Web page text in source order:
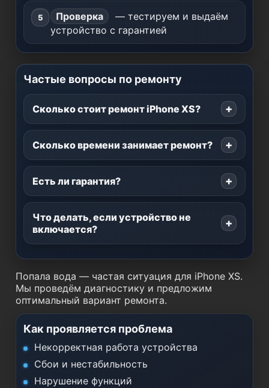
Проверка
— тестируем и выдаём
устройство с гарантией
Частые вопросы по ремонту
Сколько стоит ремонт iPhone XS?
Сколько времени занимает ремонт?
Есть ли гарантия?
Что делать, если устройство не
включается?
Попала вода — частая ситуация для iPhone XS.
Мы проведём диагностику и предложим
оптимальный вариант ремонта.
Как проявляется проблема
Некорректная работа устройства
Сбои и нестабильность
Нарушение функций